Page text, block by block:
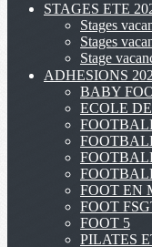
STAGES ETE
Stages
Stages
Stage
ADHESIONS
BABY
ECOLE
FOOT EN
FOOT
FOOT 5
PILATES